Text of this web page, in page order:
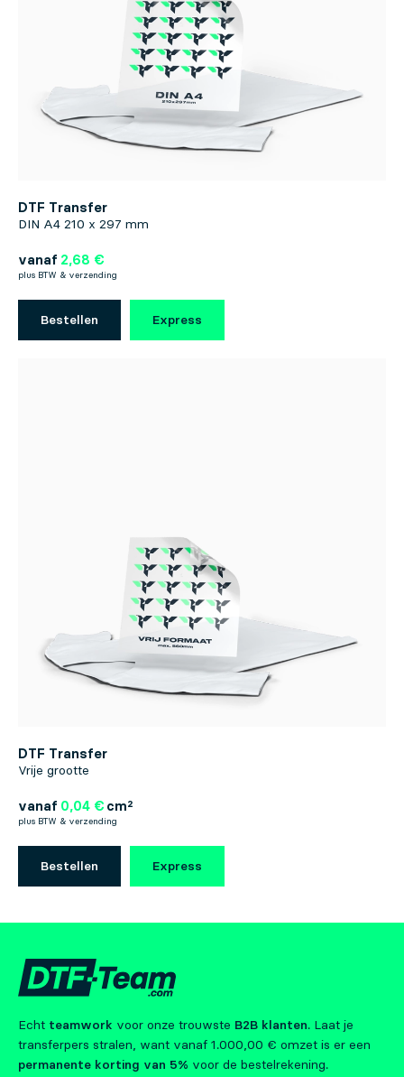
DTF Transfer
DIN A4 210 x 297 mm
vanaf 2,68 €
plus BTW & verzending
Bestellen Express
DTF Transfer
Vrije grootte
vanaf 0,04 € cm²
plus BTW & verzending
Bestellen Express
Echt teamwork voor onze trouwste B2B klanten. Laat je
transferpers stralen, want vanaf 1.000,00 € omzet is er een
permanente korting van 5% voor de bestelrekening.